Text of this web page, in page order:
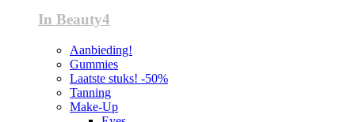
In Beauty4
Aanbieding!
Gummies
Laatste stuks! -50%
Tanning
Make-Up